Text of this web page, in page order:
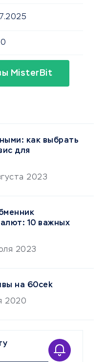
MisterBit
как выбрать
для
2023
10 важных
2023
на 60cek
2020